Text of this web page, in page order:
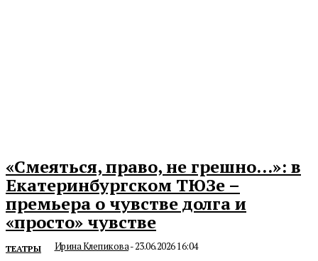
«Смеяться, право, не грешно…»: в
Екатеринбургском ТЮЗе –
премьера о чувстве долга и
«просто» чувстве
ТЕАТРЫ Ирина Клепикова-23.06.2026 16:04